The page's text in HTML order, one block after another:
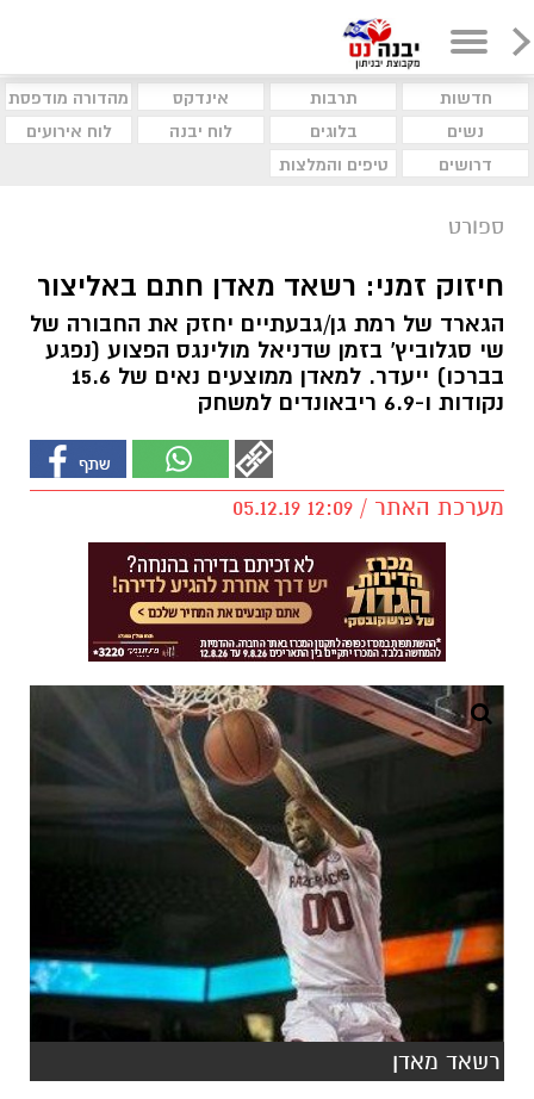
חדשות תרבות אינדקס
מהדורה מודפסת
נשים
בלוגים לוח יבנה
לוח אירועים
דרושים
טיפים והמלצות
ספורט
חיזוק זמני: רשאד מאדן חתם באליצור
הגארד של רמת גן/גבעתיים יחזק את החבורה של
שי סגלוביץ' בזמן שדניאל מולינגס הפצוע (נפגע
בברכו) ייעדר. למאדן ממוצעים נאים של 15.6
נקודות ו-6.9 ריבאונדים למשחק
מערכת האתר / 12:09 05.12.19
רשאד מאדן